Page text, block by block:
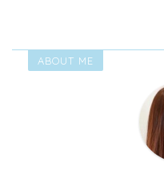
ABOUT ME